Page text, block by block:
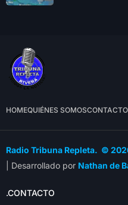
HOMEQUIÉNES SOMOSCONTACTO
Radio Tribuna Repleta. ©
| Desarrollado por Nathan de
.CONTACTO